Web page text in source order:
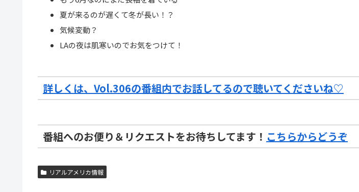
夏が来るのが遅くて冬が長い！？
気候変動？
LAの夜は肌寒いのでお気をつけて！
詳しくは、Vol.306の番組内でお話してるので聴いてくださいね♡
番組へのお便り＆リクエストをお待ちしてます！ こちらからどうぞ
リアルアメリカ情報